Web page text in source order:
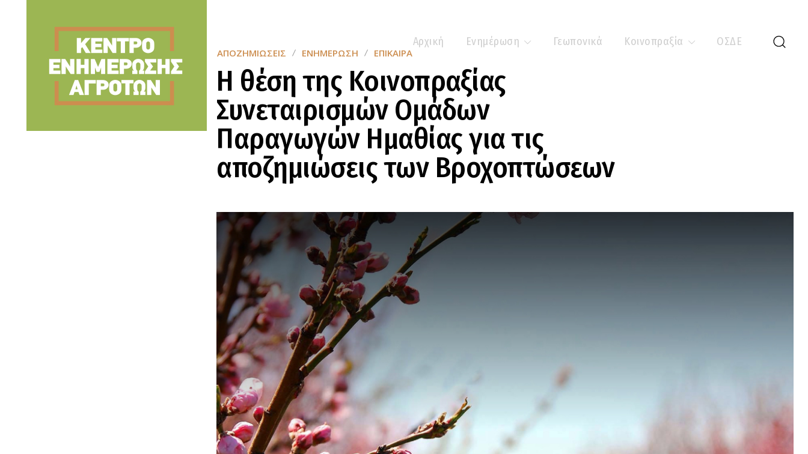
Αρχική Ενημέρωση Γεωπονικά Κοινοπραξία ΟΣΔΕ
ΑΠΟΖΗΜΙΏΣΕΙΣ ΕΝΗΜΈΡΩΣΗ ΕΠΊΚΑΙΡΑ
Η θέση της Κοινοπραξίας
Συνεταιρισμών Ομάδων
Παραγωγών Ημαθίας για τις
αποζημιώσεις των Βροχοπτώσεων